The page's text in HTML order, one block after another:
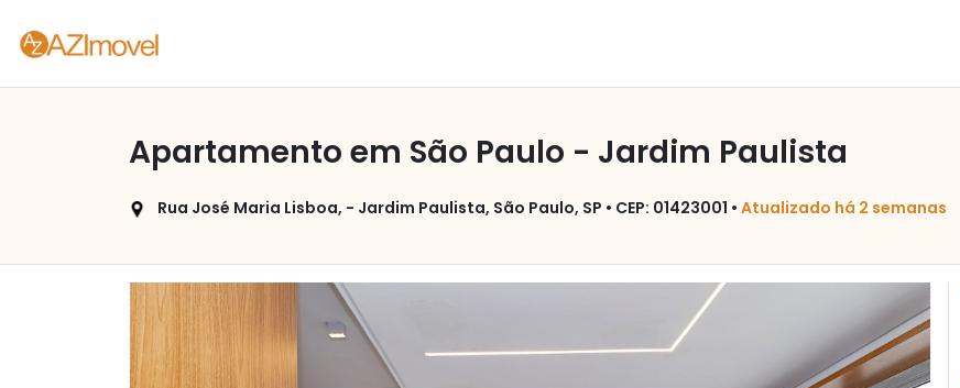
Apartamento em São Paulo - Jardim Paulista
Rua José Maria Lisboa, - Jardim Paulista, São Paulo, SP • CEP: 01423001 • Atualizado há 2 semanas